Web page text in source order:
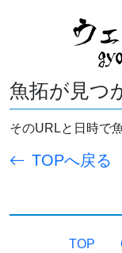
魚拓が見つ
そのURLと日時で
TOPへ戻る
TOP